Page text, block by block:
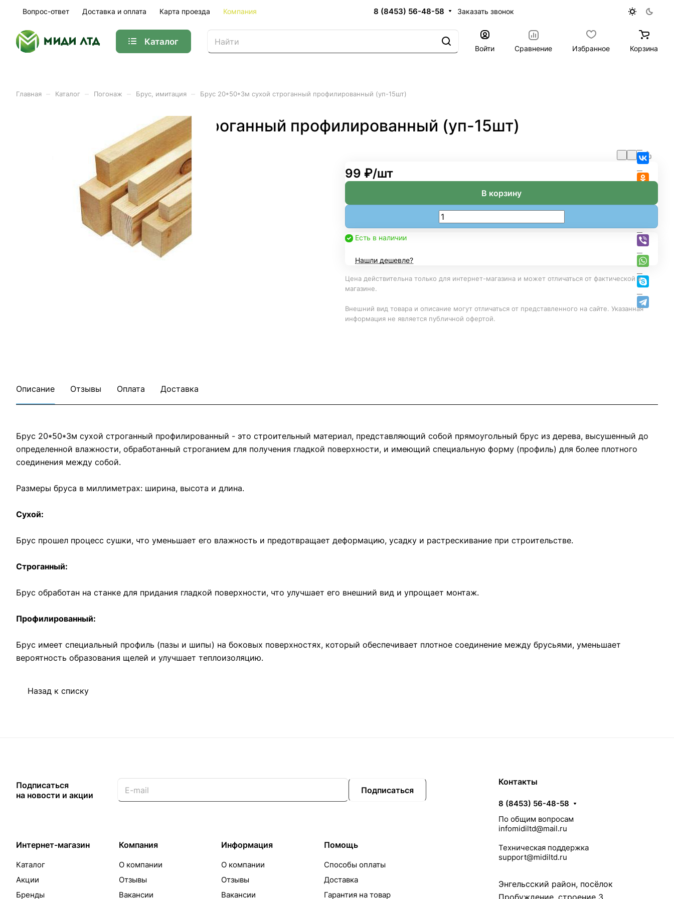
Вопрос-ответ Доставка и оплата Карта проезда Компания 8 (8453) 56-48-58 Заказать звонок
Каталог
Войти Сравнение Избранное Корзина
Главная Каталог Погонаж Брус, имитация Брус 20*50*3м сухой строганный профилированный (уп-15шт)
Брус 20*50*3м сухой строганный профилированный (уп-15шт)
99 ₽/шт
В корзину
Есть в наличии
Нашли дешевле?
Цена действительна только для интернет-магазина и может отличаться от фактической в
магазине.
Внешний вид товара и описание могут отличаться от представленного на сайте. Указанная
информация не является публичной офертой.
Описание Отзывы Оплата Доставка
Брус 20*50*3м сухой строганный профилированный - это строительный материал, представляющий собой прямоугольный брус из дерева, высушенный до
определенной влажности, обработанный строганием для получения гладкой поверхности, и имеющий специальную форму (профиль) для более плотного
соединения между собой.
Размеры бруса в миллиметрах: ширина, высота и длина.
Сухой:
Брус прошел процесс сушки, что уменьшает его влажность и предотвращает деформацию, усадку и растрескивание при строительстве.
Строганный:
Брус обработан на станке для придания гладкой поверхности, что улучшает его внешний вид и упрощает монтаж.
Профилированный:
Брус имеет специальный профиль (пазы и шипы) на боковых поверхностях, который обеспечивает плотное соединение между брусьями, уменьшает
вероятность образования щелей и улучшает теплоизоляцию.
Назад к списку
Подписаться
на новости и акции
Подписаться
Интернет-магазин
Каталог
Акции
Бренды
Компания
О компании
Отзывы
Вакансии
Информация
О компании
Отзывы
Вакансии
Помощь
Способы оплаты
Доставка
Гарантия на товар
Контакты
8 (8453) 56-48-58
По общим вопросам
infomidiltd@mail.ru
Техническая поддержка
support@midiltd.ru
Энгельсский район, посёлок